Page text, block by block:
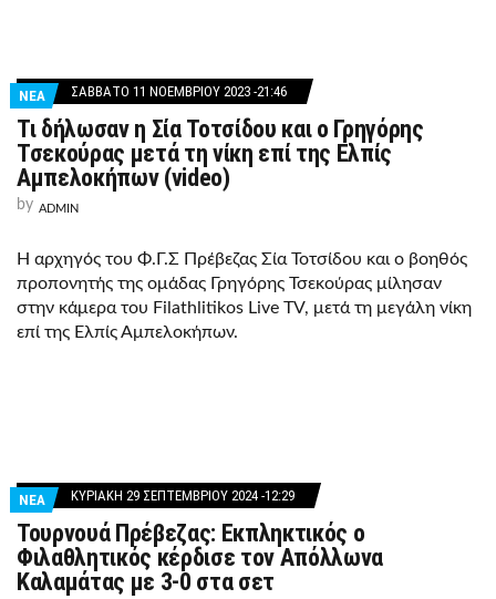
ΝΕΑ ΣΆΒΒΑΤΟ 11 ΝΟΕΜΒΡΊΟΥ 2023 -21:46
Τι δήλωσαν η Σία Τοτσίδου και ο Γρηγόρης
Τσεκούρας μετά τη νίκη επί της Ελπίς
Αμπελοκήπων (video)
by ADMIN
Η αρχηγός του Φ.Γ.Σ Πρέβεζας Σία Τοτσίδου και ο βοηθός
προπονητής της ομάδας Γρηγόρης Τσεκούρας μίλησαν
στην κάμερα του Filathlitikos Live TV, μετά τη μεγάλη νίκη
επί της Ελπίς Αμπελοκήπων.
ΝΕΑ ΚΥΡΙΑΚΉ 29 ΣΕΠΤΕΜΒΡΊΟΥ 2024 -12:29
Τουρνουά Πρέβεζας: Εκπληκτικός ο
Φιλαθλητικός κέρδισε τον Απόλλωνα
Καλαμάτας με 3-0 στα σετ